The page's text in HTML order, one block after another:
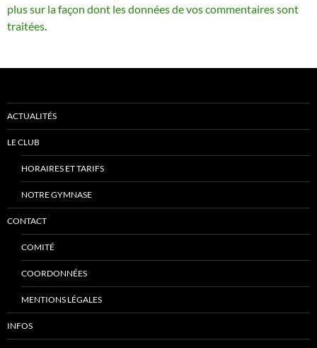
plus sur la façon dont les données de vos commentaires sont
traitées.
ACTUALITÉS
LE CLUB
HORAIRES ET TARIFS
NOTRE GYMNASE
CONTACT
COMITÉ
COORDONNÉES
MENTIONS LÉGALES
INFOS